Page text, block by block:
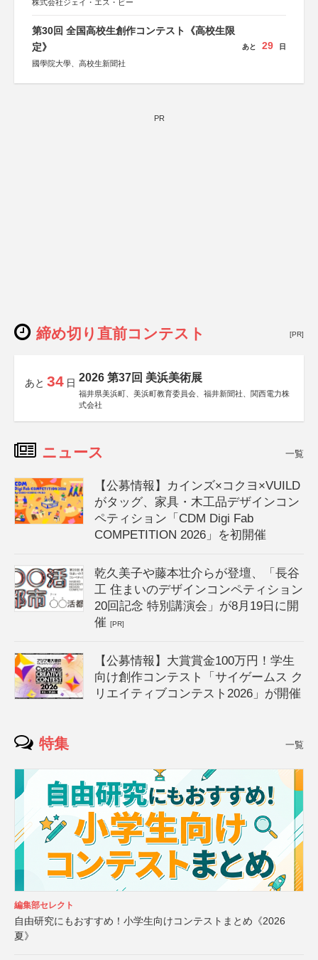
株式会社ジェイ・エス・ビー
第30回 全国高校生創作コンテスト《高校生限
定》
國學院大學、高校生新聞社
あと 29 日
PR
締め切り直前コンテスト [PR]
あと 34 日 2026 第37回 美浜美術展
福井県美浜町、美浜町教育委員会、福井新聞社、関西電力株
式会社
ニュース 一覧
【公募情報】カインズ×コクヨ×VUILD
がタッグ、家具・木工品デザインコン
ペティション「CDM Digi Fab
COMPETITION 2026」を初開催
乾久美子や藤本壮介らが登壇、「長谷
工 住まいのデザインコンペティション
20回記念 特別講演会」が8月19日に開
催[PR]
【公募情報】大賞賞金100万円！学生
向け創作コンテスト「サイゲームス ク
リエイティブコンテスト2026」が開催
特集 一覧
編集部セレクト
自由研究にもおすすめ！小学生向けコンテストまとめ《2026
夏》